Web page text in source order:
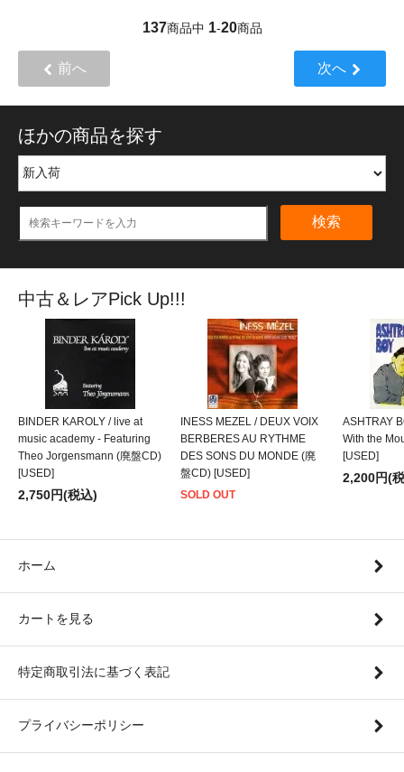
137商品中 1-20商品
前へ 次へ
ほかの商品を探す
検索
中古＆レアPick Up!!!
BINDER KAROLY / live at
music academy - Featuring
Theo Jorgensmann (廃盤CD)
[USED]
2,750円(税込)
INESS MEZEL / DEUX VOIX
BERBERES AU RYTHME
DES SONS DU MONDE (廃
盤CD) [USED]
SOLD OUT
ASHTRAY
With the
[USED]
2,200円(
ホーム
カートを見る
特定商取引法に基づく表記
プライバシーポリシー